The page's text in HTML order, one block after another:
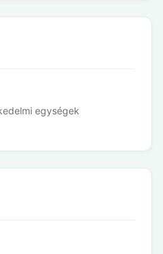
egységek